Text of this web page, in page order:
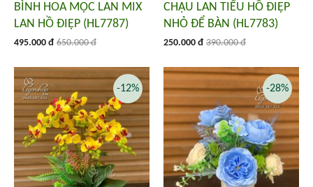
BÌNH HOA MỘC LAN MIX
LAN HỒ ĐIỆP (HL7787)
495.000 đ 650.000 đ
CHẬU LAN TIỂU HỒ ĐIỆP
NHỎ ĐỂ BÀN (HL7783)
250.000 đ 390.000 đ
-12% -28%